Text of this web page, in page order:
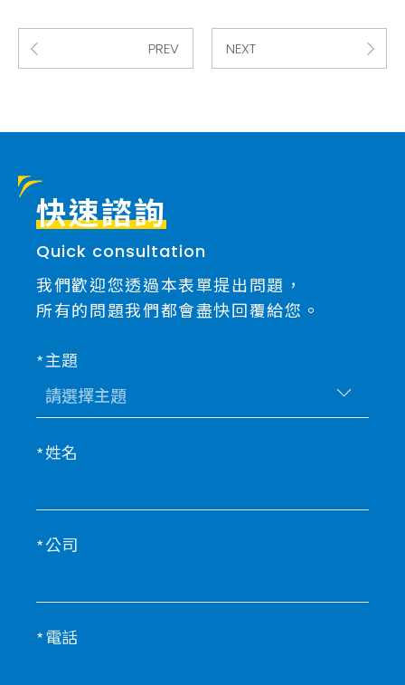
PREV NEXT
快速諮詢
Quick consultation
我們歡迎您透過本表單提出問題，
所有的問題我們都會盡快回覆給您。
主題
姓名
公司
電話